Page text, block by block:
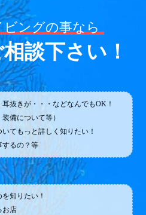
ングの事なら
談下さい！
抜きが・・・などなんでもOK！
備について等）
てもっと詳しく知りたい！
するの？等
知りたい！
お店